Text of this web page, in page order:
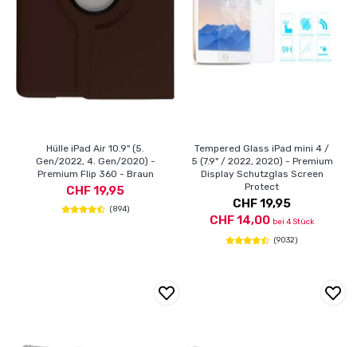
Hülle iPad Air 10.9" (5.
Gen/2022, 4. Gen/2020) -
Premium Flip 360 - Braun
CHF 19,95
(894)
Tempered Glass iPad mini 4 /
5 (7.9" / 2022, 2020) - Premium
Display Schutzglas Screen
Protect
CHF 19,95
CHF 14,00 bei 4 Stück
(9032)